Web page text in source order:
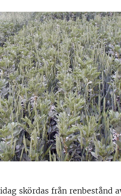
skördas från renbestånd